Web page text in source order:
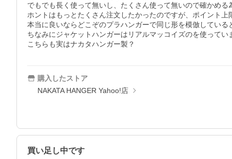
でもでも長く使って無いし、たくさん使って無いので確かめる
ホントはもっとたくさん注文したかったのですが、ポイント上
本当に良いならどこぞのプラハンガーで同じ形を模倣してい
ちなみにジャケットハンガーはリアルマッコイズのを使ってい
こちらも実はナカタハンガー製？
購入したストア
NAKATA HANGER Yahoo!店
買い足し中です